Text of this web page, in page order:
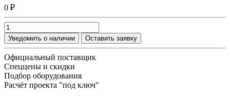
0 ₽
Уведомить о наличии Оставить заявку
Официальный поставщик
Спеццены и скидки
Подбор оборудования
Расчёт проекта "под ключ"